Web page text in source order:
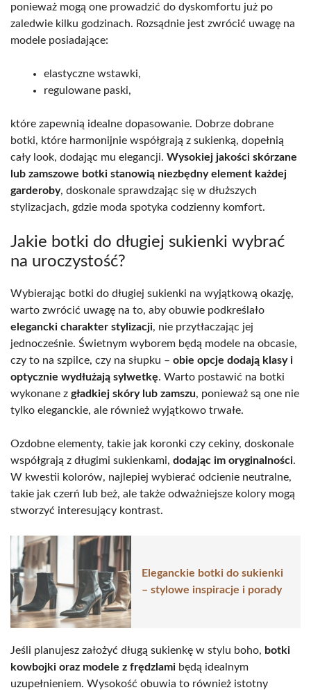
ponieważ mogą one prowadzić do dyskomfortu już po
zaledwie kilku godzinach. Rozsądnie jest zwrócić uwagę na
modele posiadające:
elastyczne wstawki,
regulowane paski,
które zapewnią idealne dopasowanie. Dobrze dobrane
botki, które harmonijnie współgrają z sukienką, dopełnią
cały look, dodając mu elegancji. Wysokiej jakości skórzane
lub zamszowe botki stanowią niezbędny element każdej
garderoby, doskonale sprawdzając się w dłuższych
stylizacjach, gdzie moda spotyka codzienny komfort.
Jakie botki do długiej sukienki wybrać
na uroczystość?
Wybierając botki do długiej sukienki na wyjątkową okazję,
warto zwrócić uwagę na to, aby obuwie podkreślało
elegancki charakter stylizacji, nie przytłaczając jej
jednocześnie. Świetnym wyborem będą modele na obcasie,
czy to na szpilce, czy na słupku – obie opcje dodają klasy i
optycznie wydłużają sylwetkę. Warto postawić na botki
wykonane z gładkiej skóry lub zamszu, ponieważ są one nie
tylko eleganckie, ale również wyjątkowo trwałe.
Ozdobne elementy, takie jak koronki czy cekiny, doskonale
współgrają z długimi sukienkami, dodając im oryginalności.
W kwestii kolorów, najlepiej wybierać odcienie neutralne,
takie jak czerń lub beż, ale także odważniejsze kolory mogą
stworzyć interesujący kontrast.
Eleganckie botki do sukienki
– stylowe inspiracje i porady
Jeśli planujesz założyć długą sukienkę w stylu boho, botki
kowbojki oraz modele z frędzlami będą idealnym
uzupełnieniem. Wysokość obuwia to również istotny